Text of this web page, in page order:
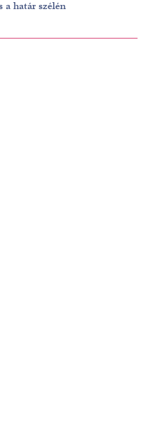
határ szélén